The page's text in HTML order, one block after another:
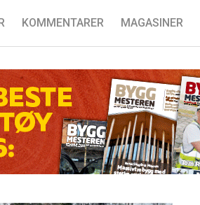
KOMMENTARER MAGASINER